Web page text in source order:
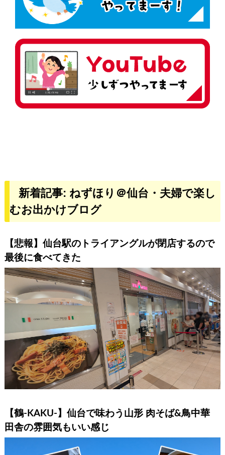
新着記事: ねずほり＠仙台・夫婦で楽し
むお出かけブログ
【悲報】仙台駅のトライアングルが閉店するので
最後に食べてきた
【鶴-KAKU-】仙台で味わう山形 肉そば&鳥中華
田舎の雰囲気もいい感じ